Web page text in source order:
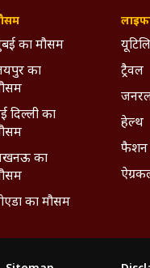
का मौसम
का
दिल्ली का
का
का मौसम
ट्रैवल
हेल्थ
फैशन